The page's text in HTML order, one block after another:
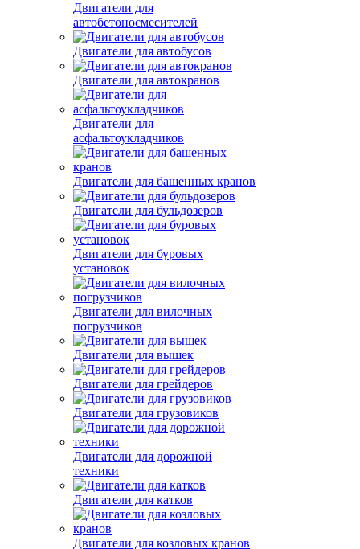
Двигатели для
автобетоносмесителей
Двигатели для автобусов
Двигатели для автокранов
Двигатели для
асфальтоукладчиков
Двигатели для башенных кранов
Двигатели для бульдозеров
Двигатели для буровых
установок
Двигатели для вилочных
погрузчиков
Двигатели для вышек
Двигатели для грейдеров
Двигатели для грузовиков
Двигатели для дорожной
техники
Двигатели для катков
Двигатели для козловых кранов